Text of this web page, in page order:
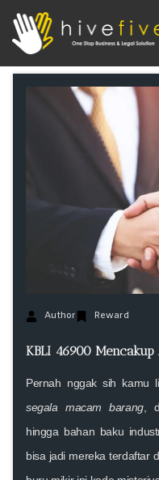
Author Reward
KBLI 46900
Pernah nggak sih kamu
segala macam barang,
hingga bahan baku
bisa jadi mereka terdaftar